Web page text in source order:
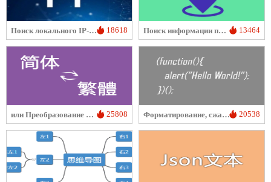
Поиск локального IP-адреса 18618 Поиск информации по IP-адресу 13464
или Преобразование между упрощенным и традиционным китайским 25808 Форматирование, сжатие, шифрование/запутывание кода JS 20538